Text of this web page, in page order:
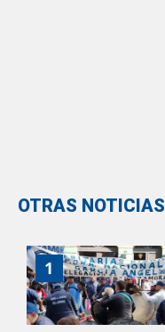
OTRAS NOTICIAS
1